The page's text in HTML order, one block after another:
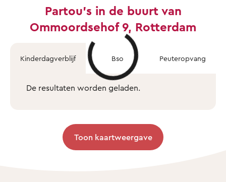
Partou's in de buurt van
Ommoordsehof 9, Rotterdam
Kinderdagverblijf Bso Peuteropvang
De resultaten worden geladen.
Toon kaartweergave